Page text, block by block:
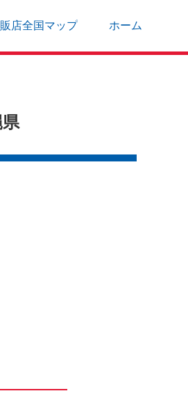
店全国マップ ホーム